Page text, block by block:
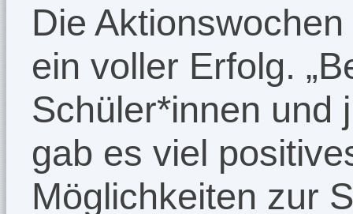
Die
ein voller Erfolg.
Schüler*innen und
gab es viel
Möglichkeiten zur